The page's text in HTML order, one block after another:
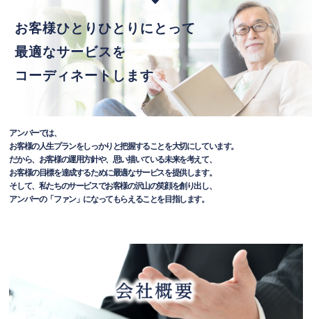
お客様ひとりひとりにとって
最適なサービスを
コーディネートします
アンバーでは、
お客様の人生プランをしっかりと把握することを大切にしています。
だから、お客様の運用方針や、思い描いている未来を考えて、
お客様の目標を達成するために最適なサービスを提供します。
そして、私たちのサービスでお客様の沢山の笑顔を創り出し、
アンバーの「ファン」になってもらえることを目指します。